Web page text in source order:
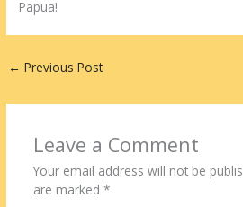
Papua!
← Previous Post
Leave a Comment
Your email address will not be
are marked *